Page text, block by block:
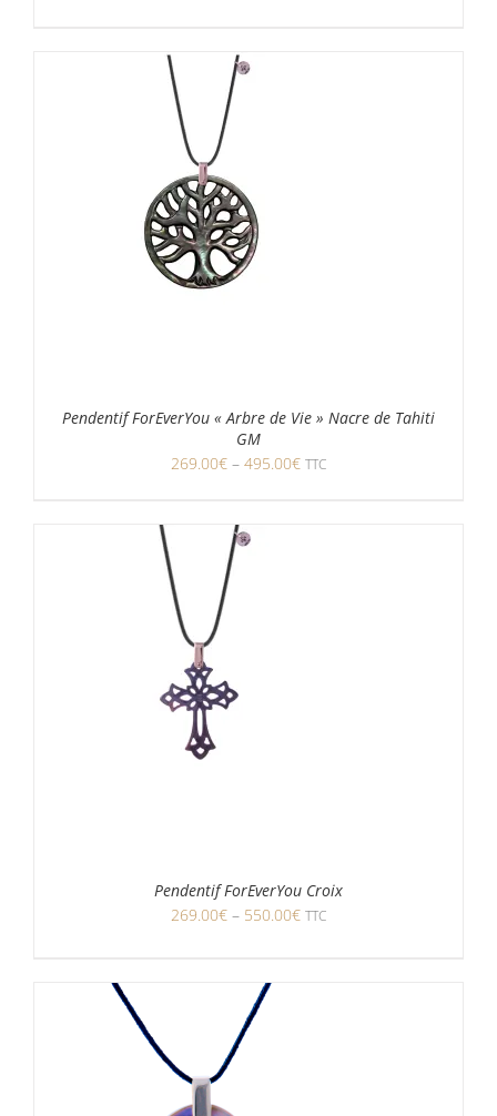
Pendentif ForEverYou « Arbre de Vie » Nacre de Tahiti
GM
269.00€ – 495.00€ TTC
Pendentif ForEverYou Croix
269.00€ – 550.00€ TTC